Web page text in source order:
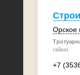
Орское
гайки)
+7